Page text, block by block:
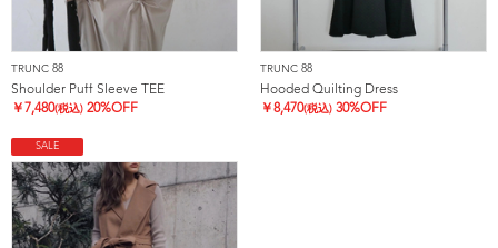
TRUNC 88
Shoulder Puff Sleeve TEE
￥ 7,480(税込) 20%OFF
TRUNC 88
Hooded Quilting Dress
￥8,470(税込) 30%OFF
SALE